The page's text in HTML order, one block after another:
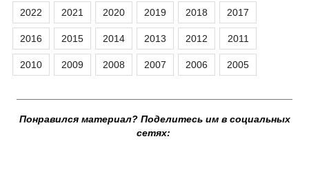
2022 2021 2020 2019 2018 2017
2016 2015 2014 2013 2012 2011
2010 2009 2008 2007 2006 2005
Понравился материал? Поделитесь им в социальных
сетях: